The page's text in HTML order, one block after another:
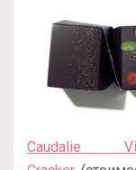
Caudalie